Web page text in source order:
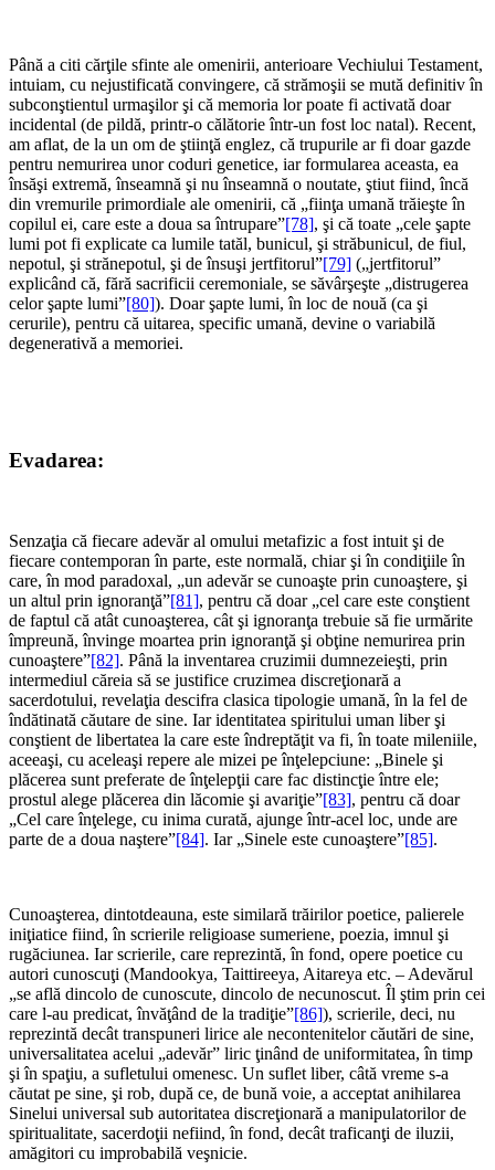
Până a citi cărţile sfinte ale omenirii, anterioare Vechiului Testament,
intuiam, cu nejustificată convingere, că strămoşii se mută definitiv în
subconştientul urmaşilor şi că memoria lor poate fi activată doar
incidental (de pildă, printr-o călătorie într-un fost loc natal). Recent,
am aflat, de la un om de ştiinţă englez, că trupurile ar fi doar gazde
pentru nemurirea unor coduri genetice, iar formularea aceasta, ea
însăşi extremă, înseamnă şi nu înseamnă o noutate, ştiut fiind, încă
din vremurile primordiale ale omenirii, că „fiinţa umană trăieşte în
copilul ei, care este a doua sa întrupare”[78], şi că toate „cele şapte
lumi pot fi explicate ca lumile tatăl, bunicul, şi străbunicul, de fiul,
nepotul, şi strănepotul, şi de însuşi jertfitorul”[79] („jertfitorul”
explicând că, fără sacrificii ceremoniale, se săvârşeşte „distrugerea
celor şapte lumi”[80]). Doar şapte lumi, în loc de nouă (ca şi
cerurile), pentru că uitarea, specific umană, devine o variabilă
degenerativă a memoriei.
Evadarea:
Senzaţia că fiecare adevăr al omului metafizic a fost intuit şi de
fiecare contemporan în parte, este normală, chiar şi în condiţiile în
care, în mod paradoxal, „un adevăr se cunoaşte prin cunoaştere, şi
un altul prin ignoranţă”[81], pentru că doar „cel care este conştient
de faptul că atât cunoaşterea, cât şi ignoranţa trebuie să fie urmărite
împreună, învinge moartea prin ignoranţă şi obţine nemurirea prin
cunoaştere”[82]. Până la inventarea cruzimii dumnezeieşti, prin
intermediul căreia să se justifice cruzimea discreţionară a
sacerdotului, revelaţia descifra clasica tipologie umană, în la fel de
îndătinată căutare de sine. Iar identitatea spiritului uman liber şi
conştient de libertatea la care este îndreptăţit va fi, în toate mileniile,
aceeaşi, cu aceleaşi repere ale mizei pe înţelepciune: „Binele şi
plăcerea sunt preferate de înţelepţii care fac distincţie între ele;
prostul alege plăcerea din lăcomie şi avariţie”[83], pentru că doar
„Cel care înţelege, cu inima curată, ajunge într-acel loc, unde are
parte de a doua naştere”[84]. Iar „Sinele este cunoaştere”[85].
Cunoaşterea, dintotdeauna, este similară trăirilor poetice, palierele
iniţiatice fiind, în scrierile religioase sumeriene, poezia, imnul şi
rugăciunea. Iar scrierile, care reprezintă, în fond, opere poetice cu
autori cunoscuţi (Mandookya, Taittireeya, Aitareya etc. – Adevărul
„se află dincolo de cunoscute, dincolo de necunoscut. Îl ştim prin cei
care l-au predicat, învăţând de la tradiţie”[86]), scrierile, deci, nu
reprezintă decât transpuneri lirice ale necontenitelor căutări de sine,
universalitatea acelui „adevăr” liric ţinând de uniformitatea, în timp
şi în spaţiu, a sufletului omenesc. Un suflet liber, câtă vreme s-a
căutat pe sine, şi rob, după ce, de bună voie, a acceptat anihilarea
Sinelui universal sub autoritatea discreţionară a manipulatorilor de
spiritualitate, sacerdoţii nefiind, în fond, decât traficanţi de iluzii,
amăgitori cu improbabilă veşnicie.